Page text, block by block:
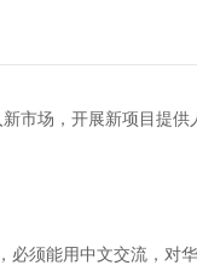
市场，开展新项目提供
必须能用中文交流，对